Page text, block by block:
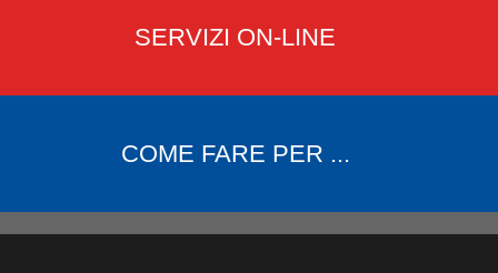
SERVIZI ON-LINE
COME FARE PER ...